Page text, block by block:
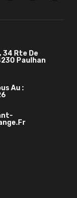
34 Rte De
Paulhan
Au :